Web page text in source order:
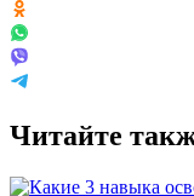
Читайте